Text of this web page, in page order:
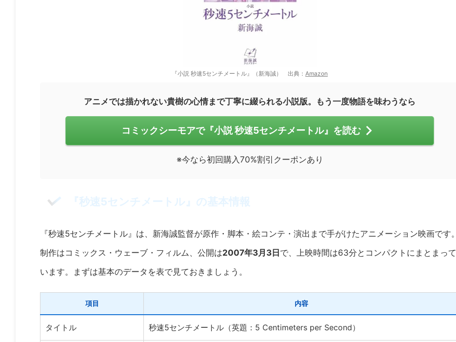
『小説 秒速5センチメートル』（新海誠） 出典： Amazon
アニメでは描かれない貴樹の心情まで丁寧に綴られる小説版。もう一度物語を味わうなら
コミックシーモアで『小説 秒速5センチメートル』を読む
※今なら初回購入70%割引クーポンあり
『秒速5センチメートル』の基本情報
『秒速5センチメートル』は、新海誠監督が原作・脚本・絵コンテ・演出まで手がけたアニメーション映画です。
制作はコミックス・ウェーブ・フィルム、公開は2007年3月3日で、上映時間は63分とコンパクトにまとまって
います。まずは基本のデータを表で見ておきましょう。
項目 内容
タイトル 秒速5センチメートル（英題：5 Centimeters per Second）